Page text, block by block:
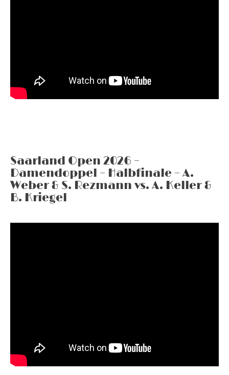
Saarland Open 2026 –
Damendoppel – Halbfinale – A.
Weber & S. Rezmann vs. A. Keller &
B. Kriegel